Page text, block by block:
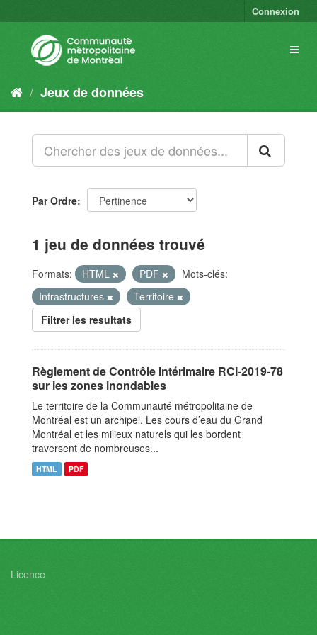
Connexion
Jeux de données
Par Ordre
1 jeu de données trouvé
Formats: HTML PDF
Mots-clés:
Infrastructures
Territoire
Filtrer les resultats
Règlement de Contrôle Intérimaire RCI-2019-78
sur les zones inondables
Le territoire de la Communauté métropolitaine de
Montréal est un archipel. Les cours d’eau du Grand
Montréal et les milieux naturels qui les bordent
traversent de nombreuses...
HTML PDF
Licence